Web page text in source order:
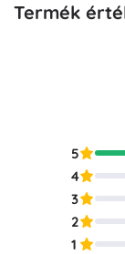
Termék
5
4
3
2
1